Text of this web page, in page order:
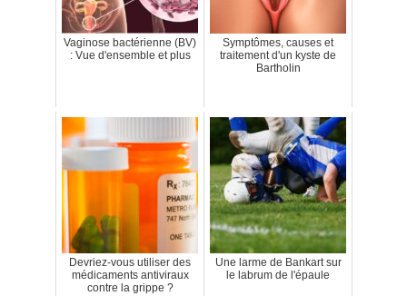
Vaginose bactérienne (BV)
: Vue d'ensemble et plus
Symptômes, causes et
traitement d'un kyste de
Bartholin
Devriez-vous utiliser des
médicaments antiviraux
contre la grippe ?
Une larme de Bankart sur
le labrum de l'épaule